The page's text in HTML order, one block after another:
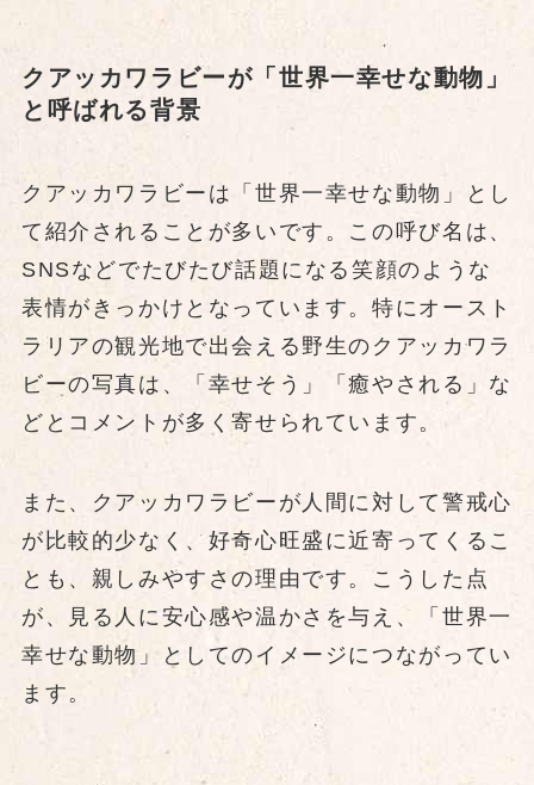
クアッカワラビーが「世界一幸せな動物」
と呼ばれる背景
クアッカワラビーは「世界一幸せな動物」とし
て紹介されることが多いです。この呼び名は、
SNSなどでたびたび話題になる笑顔のような
表情がきっかけとなっています。特にオースト
ラリアの観光地で出会える野生のクアッカワラ
ビーの写真は、「幸せそう」「癒やされる」な
どとコメントが多く寄せられています。
また、クアッカワラビーが人間に対して警戒心
が比較的少なく、好奇心旺盛に近寄ってくるこ
とも、親しみやすさの理由です。こうした点
が、見る人に安心感や温かさを与え、「世界一
幸せな動物」としてのイメージにつながってい
ます。